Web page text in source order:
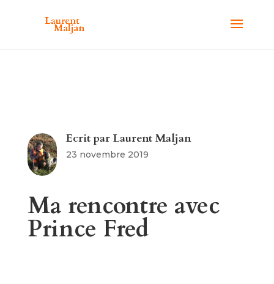
Ecrit par Laurent Maljan
23 novembre 2019
Ma rencontre avec
Prince Fred